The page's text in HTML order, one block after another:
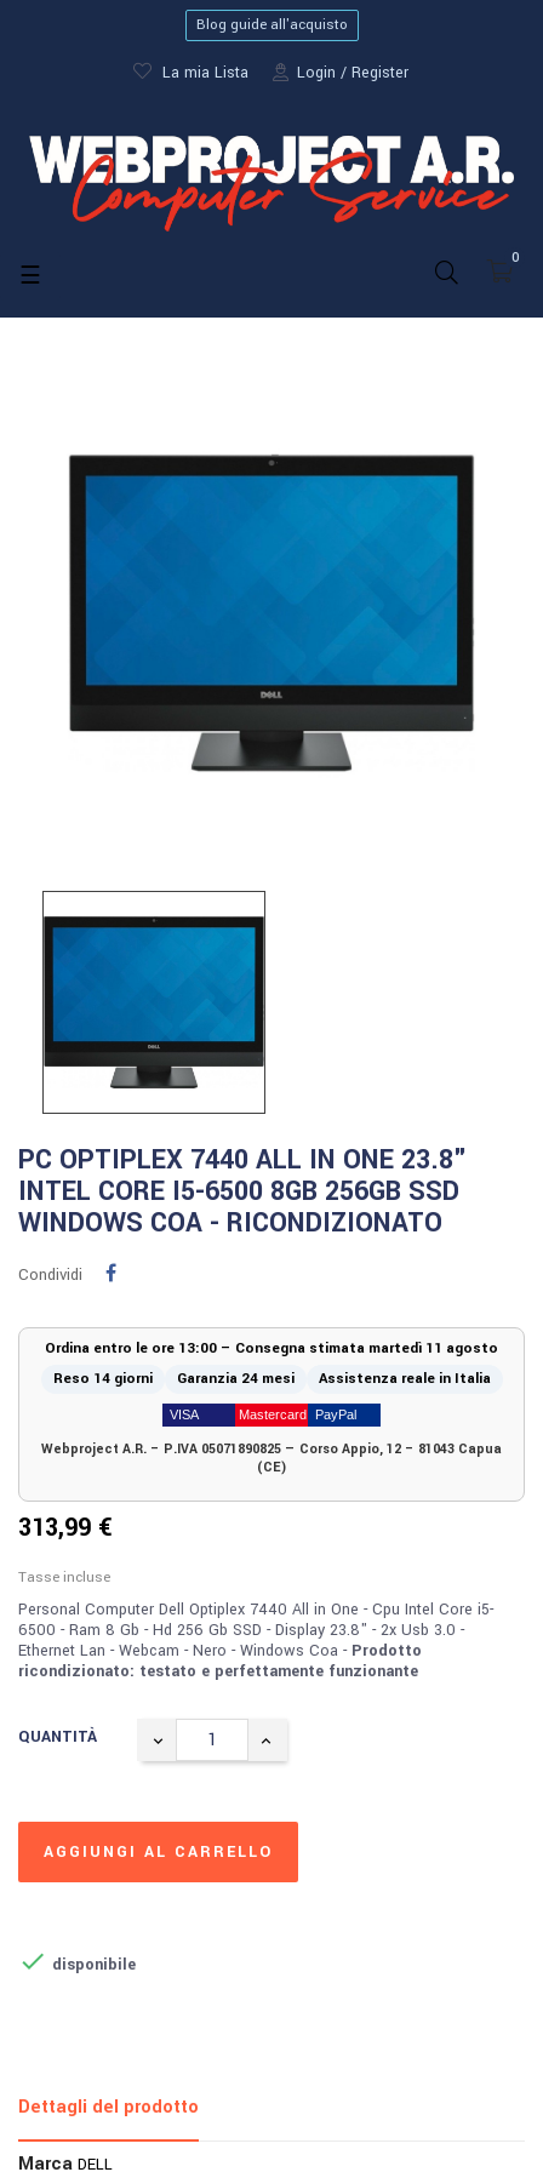
Blog guide all'acquisto
La mia Lista Login Register
0
navigazione
☰
PC OPTIPLEX 7440 ALL IN ONE 23.8"
INTEL CORE I5-6500 8GB 256GB SSD
WINDOWS COA - RICONDIZIONATO
Condividi
Ordina entro le ore 13:00 – Consegna stimata martedì 11 agosto
Reso 14 giorni
Garanzia 24 mesi Assistenza reale in Italia
Webproject A.R. – P.IVA 05071890825 — Corso Appio, 12 – 81043 Capua
(CE)
313,99 €
Tasse incluse
Personal Computer Dell Optiplex 7440 All in One - Cpu Intel Core i5-
6500 - Ram 8 Gb - Hd 256 Gb SSD - Display 23.8" - 2x Usb 3.0 -
Ethernet Lan - Webcam - Nero - Windows Coa - Prodotto
ricondizionato: testato e perfettamente funzionante
QUANTITÀ
AGGIUNGI AL CARRELLO
 disponibile
Dettagli del prodotto
Marca DELL